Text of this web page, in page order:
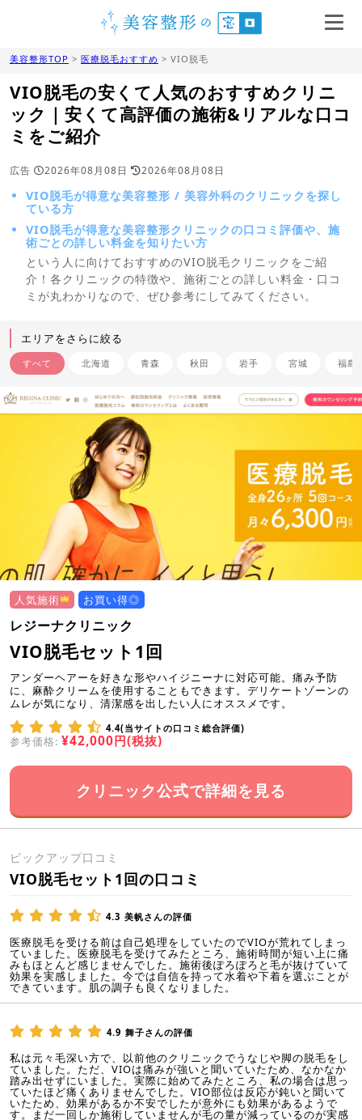
美容整形TOP > 医療脱毛おすすめ > VIO脱毛
VIO脱毛の安くて人気のおすすめクリニ
ック｜安くて高評価の施術&リアルな口コ
ミをご紹介
広告 2026年08月08日 2026年08月08日
VIO脱毛が得意な美容整形 / 美容外科のクリニックを探し
ている方
VIO脱毛が得意な美容整形クリニックの口コミ評価や、施
術ごとの詳しい料金を知りたい方
という人に向けておすすめのVIO脱毛クリニックをご紹
介！各クリニックの特徴や、施術ごとの詳しい料金・口コ
ミが丸わかりなので、ぜひ参考にしてみてください。
エリアをさらに絞る
すべて 北海道 青森 秋田 岩手 宮城 福島
人気施術 お買い得◎
レジーナクリニック
VIO脱毛セット1回
アンダーヘアーを好きな形やハイジニーナに対応可能。痛み予防
に、麻酔クリームを使用することもできます。デリケートゾーンの
ムレが気になり、清潔感を出したい人にオススメです。
4.4(当サイトの口コミ総合評価)
参考価格: ¥42,000円(税抜)
クリニック公式で詳細を見る
ピックアップ口コミ
VIO脱毛セット1回の口コミ
4.3 美帆さんの評価
医療脱毛を受ける前は自己処理をしていたのでVIOが荒れてしまっ
ていました。医療脱毛を受けてみたところ、施術時間が短い上に痛
みもほとんど感じませんでした。施術後ぽろぽろと毛が抜けていて
効果を実感しました。今では自信を持って水着や下着を選ぶことが
できています。肌の調子も良くなりました。
4.9 舞子さんの評価
私は元々毛深い方で、以前他のクリニックでうなじや脚の脱毛をし
ていました。ただ、VIOは痛みが強いと聞いていたため、なかなか
踏み出せずにいました。実際に始めてみたところ、私の場合は思っ
ていたほど痛くありませんでした。VIO部位は反応が鈍いと聞いて
いたため、効果があるか不安でしたが意外にも効果があるようで
す。まだ一回しか施術していませんが毛の量が減っているのが実感